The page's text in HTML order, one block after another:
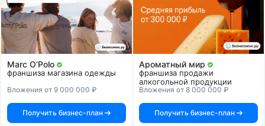
Marc O’Polo
франшиза магазина одежды
Вложения от 9 000 000 ₽
Получить бизнес-план
Ароматный мир
франшиза продажи
алкогольной продукции
Вложения от 8 000 000 ₽
Получить бизнес-план